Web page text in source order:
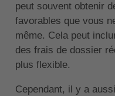
peut souvent obtenir
favorables que vous
même. Cela peut
des frais de dossier
plus flexible.
Cependant, il y a